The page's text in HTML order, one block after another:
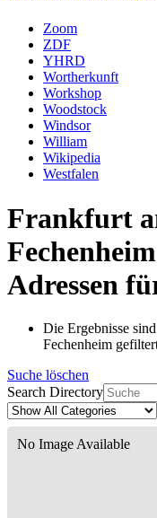
Zoom
ZDF
YHRD
Wortherkunft
Workshop
Woodstock
Windsor
William
Wikipedia
Westfalen
Frankfurt
Adressen
Die Ergebnisse
Fechenheim
Suche löschen
Search Directory
No Image Available